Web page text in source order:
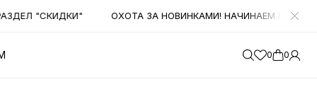
"СКИДКИ" ОХОТА ЗА НОВИНКАМИ! НАЧИНАЕМ
0 0